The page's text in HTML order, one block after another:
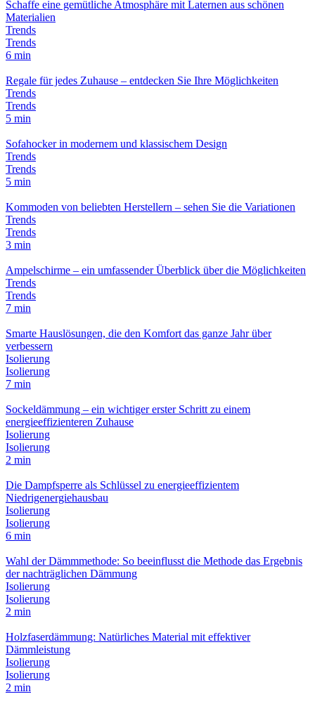
Schaffe eine gemütliche Atmosphäre mit Laternen aus schönen
Materialien
Trends
Trends
6 min
Regale für jedes Zuhause – entdecken Sie Ihre Möglichkeiten
Trends
Trends
5 min
Sofahocker in modernem und klassischem Design
Trends
Trends
5 min
Kommoden von beliebten Herstellern – sehen Sie die Variationen
Trends
Trends
3 min
Ampelschirme – ein umfassender Überblick über die Möglichkeiten
Trends
Trends
7 min
Smarte Hauslösungen, die den Komfort das ganze Jahr über
verbessern
Isolierung
Isolierung
7 min
Sockeldämmung – ein wichtiger erster Schritt zu einem
energieeffizienteren Zuhause
Isolierung
Isolierung
2 min
Die Dampfsperre als Schlüssel zu energieeffizientem
Niedrigenergiehausbau
Isolierung
Isolierung
6 min
Wahl der Dämmmethode: So beeinflusst die Methode das Ergebnis
der nachträglichen Dämmung
Isolierung
Isolierung
2 min
Holzfaserdämmung: Natürliches Material mit effektiver
Dämmleistung
Isolierung
Isolierung
2 min